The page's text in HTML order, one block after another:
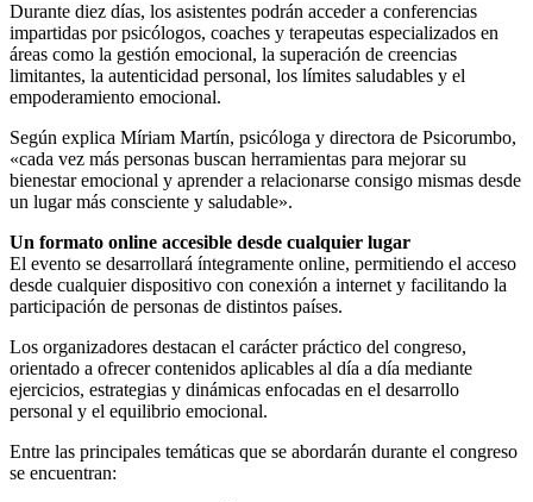
Durante diez días, los asistentes podrán acceder a conferencias
impartidas por psicólogos, coaches y terapeutas especializados en
áreas como la gestión emocional, la superación de creencias
limitantes, la autenticidad personal, los límites saludables y el
empoderamiento emocional.
Según explica Míriam Martín, psicóloga y directora de Psicorumbo,
«cada vez más personas buscan herramientas para mejorar su
bienestar emocional y aprender a relacionarse consigo mismas desde
un lugar más consciente y saludable».
Un formato online accesible desde cualquier lugar
El evento se desarrollará íntegramente online, permitiendo el acceso
desde cualquier dispositivo con conexión a internet y facilitando la
participación de personas de distintos países.
Los organizadores destacan el carácter práctico del congreso,
orientado a ofrecer contenidos aplicables al día a día mediante
ejercicios, estrategias y dinámicas enfocadas en el desarrollo
personal y el equilibrio emocional.
Entre las principales temáticas que se abordarán durante el congreso
se encuentran: